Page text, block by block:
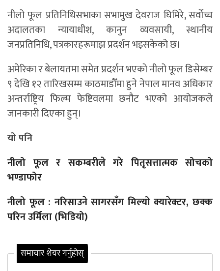
नीलो फूल प्रतिनिधिसभाका सभामुख देवराज घिमिरे, सर्वोच्च
अदालतका न्यायाधीश, कानुन व्यवसायी, स्थानीय
जनप्रतिनिधि, पत्रकारहरूमाझ प्रदर्शन भइसकेको छ।
अमेरिका र बेलायतमा समेत प्रदर्शन भएको नीलो फूल डिसेम्बर
९ देखि १२ तारिखसम्म काठमाडौँमा हुने नेपाल मानव अधिकार
अन्तर्राष्ट्रिय फिल्म फेष्टिवलमा छनौट भएको आयोजकले
जानकारी दिएका हुन्।
यो पनि
नीलो फूल र सकम्बरीले गरे पितृसत्तात्मक सोचको
भण्डाफोर
नीलो फूल : नरिसाउने सागरसँग मिल्यो क्यारेक्टर, छक्क
परिन उर्मिला (भिडियो)
समाचार शेयर गर्नुहोस्